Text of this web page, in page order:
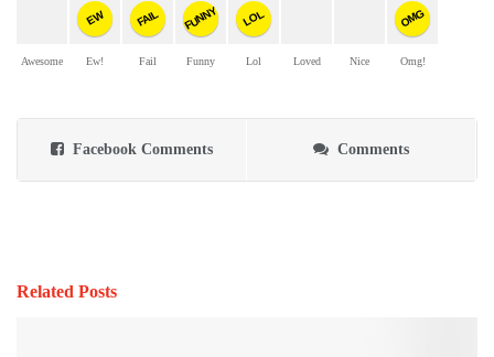
Awesome
EW
Ew!
FAIL
Fail
FUNNY
Funny
LOL
Lol Loved Nice
OMG
Omg!
Facebook Comments Comments
Related Posts